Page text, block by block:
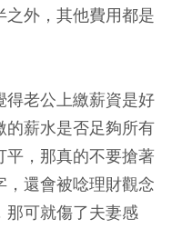
之外，其他費用都是
得老公上繳薪資是好
的薪水是否足夠所有
平，那真的不要搶著
還會被唸理財觀念
那可就傷了夫妻感